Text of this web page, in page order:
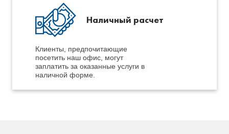
Наличный расчет
Клиенты, предпочитающие
посетить наш офис, могут
заплатить за оказанные услуги в
наличной форме.